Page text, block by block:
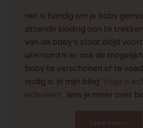
Het is handig om je baby
zittende kleding aan te
van de baby’s staat altijd
uiteraard is er ook de
baby te verschonen of te
nodig is. In mijn blog ‘Yoga is
iedereen!’. lees je meer over
Lees hier